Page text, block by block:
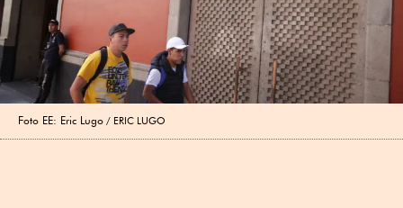
Foto EE: Eric Lugo ERIC LUGO